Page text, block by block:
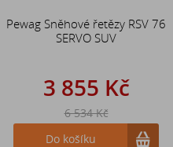
Pewag Sněhové řetězy RSV 76
SERVO SUV
3 855 Kč
6 534 Kč
Do košíku